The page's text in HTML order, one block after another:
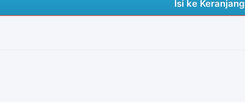
Isi ke Keranjang